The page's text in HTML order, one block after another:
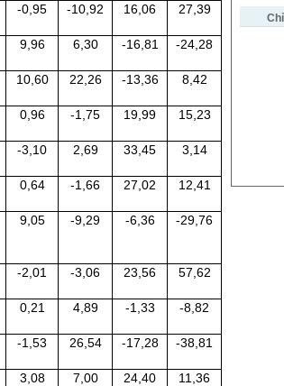
-0,95 -10,92 16,06 27,39
9,96 6,30 -16,81 -24,28
10,60 22,26 -13,36 8,42
0,96 -1,75 19,99 15,23
-3,10 2,69 33,45 3,14
0,64 -1,66 27,02 12,41
9,05 -9,29 -6,36 -29,76
-2,01 -3,06 23,56 57,62
0,21 4,89 -1,33 -8,82
-1,53 26,54 -17,28 -38,81
3,08 7,00 24,40 11,36
US